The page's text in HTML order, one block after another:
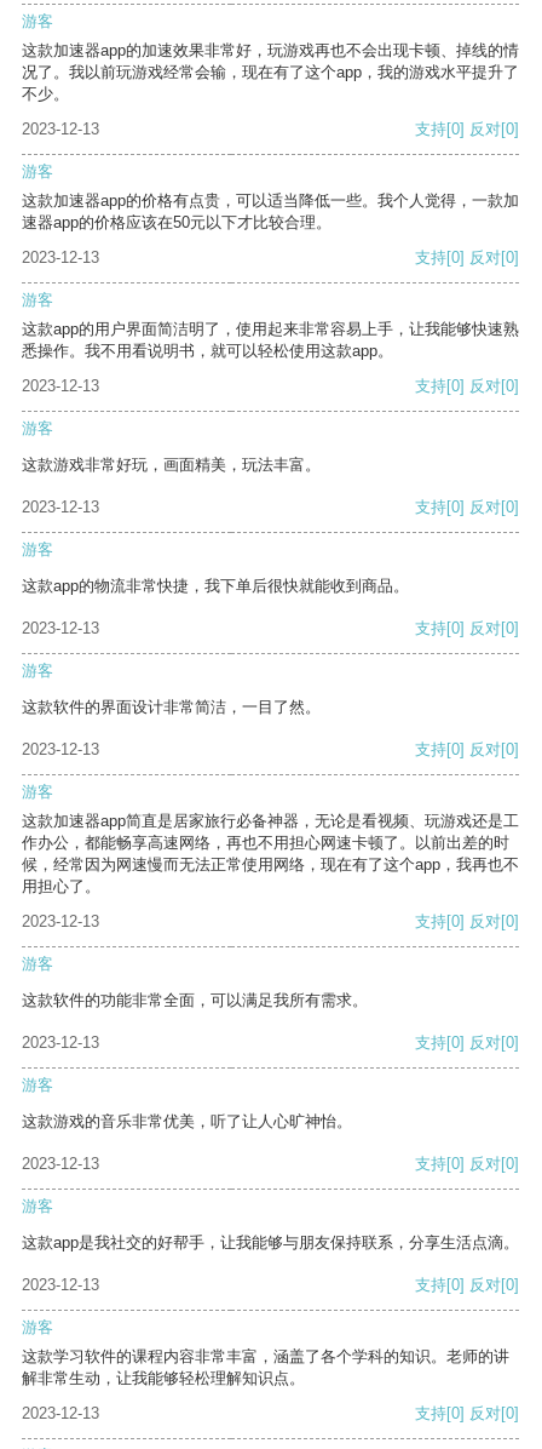
游客
这款加速器app的加速效果非常好，玩游戏再也不会出现卡顿、掉线的情
况了。我以前玩游戏经常会输，现在有了这个app，我的游戏水平提升了
不少。
2023-12-13
支持[0] 反对[0]
游客
这款加速器app的价格有点贵，可以适当降低一些。我个人觉得，一款加
速器app的价格应该在50元以下才比较合理。
2023-12-13
支持[0] 反对[0]
游客
这款app的用户界面简洁明了，使用起来非常容易上手，让我能够快速熟
悉操作。我不用看说明书，就可以轻松使用这款app。
2023-12-13
支持[0] 反对[0]
游客
这款游戏非常好玩，画面精美，玩法丰富。
2023-12-13 支持[0] 反对[0]
游客
这款app的物流非常快捷，我下单后很快就能收到商品。
2023-12-13 支持[0] 反对[0]
游客
这款软件的界面设计非常简洁，一目了然。
2023-12-13 支持[0] 反对[0]
游客
这款加速器app简直是居家旅行必备神器，无论是看视频、玩游戏还是工
作办公，都能畅享高速网络，再也不用担心网速卡顿了。以前出差的时
候，经常因为网速慢而无法正常使用网络，现在有了这个app，我再也不
用担心了。
2023-12-13
支持[0] 反对[0]
游客
这款软件的功能非常全面，可以满足我所有需求。
2023-12-13 支持[0] 反对[0]
游客
这款游戏的音乐非常优美，听了让人心旷神怡。
2023-12-13 支持[0] 反对[0]
游客
这款app是我社交的好帮手，让我能够与朋友保持联系，分享生活点滴。
2023-12-13 支持[0] 反对[0]
游客
这款学习软件的课程内容非常丰富，涵盖了各个学科的知识。老师的讲
解非常生动，让我能够轻松理解知识点。
2023-12-13
支持[0] 反对[0]